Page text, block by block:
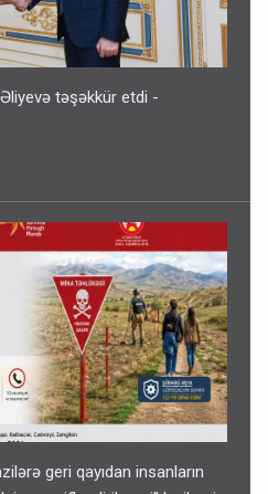
təşəkkür etdi -
geri qayıdan insanların